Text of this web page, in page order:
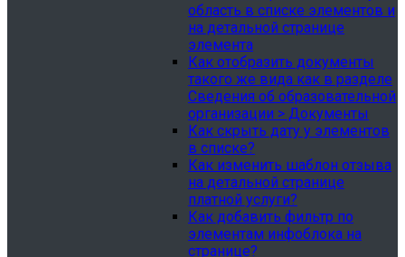
область в списке элементов и
на детальной странице
элемента
Как отобразить документы
такого же вида как в разделе
Сведения об образовательной
организации > Документы
Как скрыть дату у элементов
в списке?
Как изменить шаблон отзыва
на детальной странице
платной услуги?
Как добавить фильтр по
элементам инфоблока на
странице?